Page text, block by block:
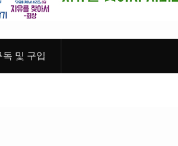
독 및 구입